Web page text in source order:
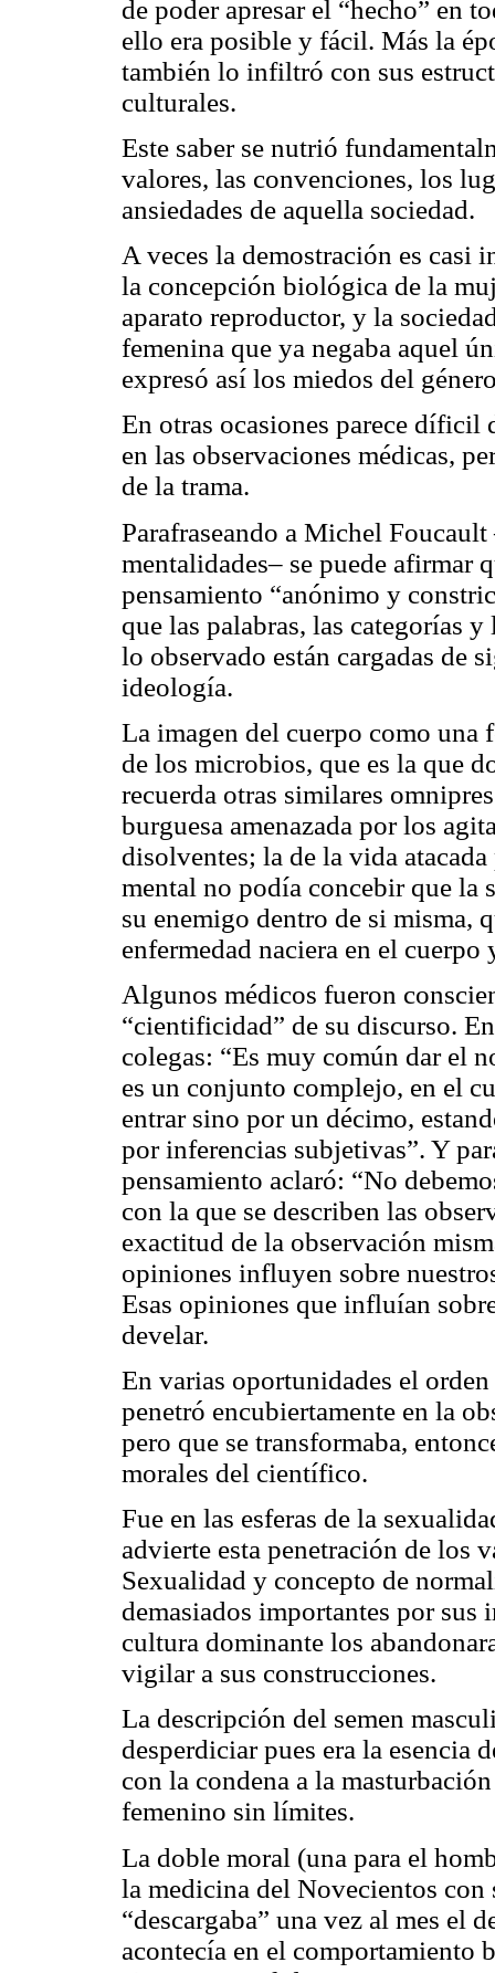
de poder apresar el “hecho” en
ello era posible y fácil. Más la
también lo infiltró con sus
culturales.
Este saber se nutrió
valores, las convenciones, los
ansiedades de aquella sociedad.
A veces la demostración es casi
la concepción biológica de la
aparato reproductor, y la
femenina que ya negaba aquel
expresó así los miedos del
En otras ocasiones parece díficil
en las observaciones médicas,
de la trama.
Parafraseando a Michel
mentalidades– se puede afirmar
pensamiento “anónimo y
que las palabras, las categorías
lo observado están cargadas de
ideología.
La imagen del cuerpo como una
de los microbios, que es la que
recuerda otras similares
burguesa amenazada por los
disolventes; la de la vida
mental no podía concebir que la
su enemigo dentro de si misma,
enfermedad naciera en el cuerpo
Algunos médicos fueron
“cientificidad” de su discurso.
colegas: “Es muy común dar el
es un conjunto complejo, en el
entrar sino por un décimo,
por inferencias subjetivas”. Y
pensamiento aclaró: “No
con la que se describen las
exactitud de la observación
opiniones influyen sobre
Esas opiniones que influían
develar.
En varias oportunidades el
penetró encubiertamente en la
pero que se transformaba,
morales del científico.
Fue en las esferas de la
advierte esta penetración de los
Sexualidad y concepto de
demasiados importantes por sus
cultura dominante los
vigilar a sus construcciones.
La descripción del semen
desperdiciar pues era la esencia
con la condena a la
femenino sin límites.
La doble moral (una para el
la medicina del Novecientos con
“descargaba” una vez al mes el
acontecía en el